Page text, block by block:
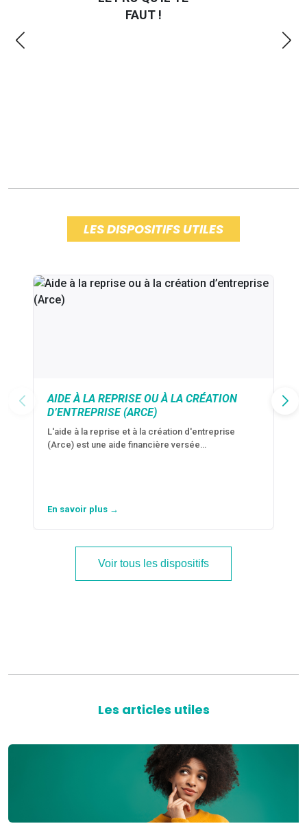
FAUT !
LES DISPOSITIFS UTILES
AIDE À LA REPRISE OU À LA CRÉATION
D’ENTREPRISE (ARCE)
L'aide à la reprise et à la création d'entreprise
(Arce) est une aide financière versée…
En savoir plus →
Voir tous les dispositifs
Les articles utiles